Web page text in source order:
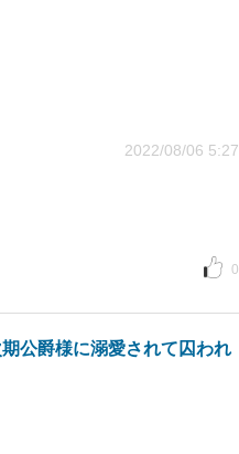
2022/08/06 5:27
0
公爵様に溺愛されて囚われ